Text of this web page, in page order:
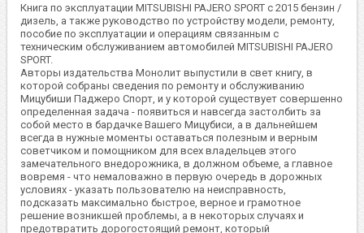
Книга по эксплуатации MITSUBISHI PAJERO SPORT с 2015 бензин /
дизель, а также руководство по устройству модели, ремонту,
пособие по эксплуатации и операциям связанным с
техническим обслуживанием автомобилей MITSUBISHI PAJERO
SPORT.
Авторы издательства Монолит выпустили в свет книгу, в
которой собраны сведения по ремонту и обслуживанию
Мицубиши Паджеро Спорт, и у которой существует совершенно
определенная задача - появиться и навсегда застолбить за
собой место в бардачке Вашего Мицубиси, а в дальнейшем
всегда в нужные моменты оставаться полезным и верным
советчиком и помощником для всех владельцев этого
замечательного внедорожника, в должном объеме, а главное
вовремя - что немаловажно в первую очередь в дорожных
условиях - указать пользователю на неисправность,
подсказать максимально быстрое, верное и грамотное
решение возникшей проблемы, а в некоторых случаях и
предотвратить дорогостоящий ремонт, который